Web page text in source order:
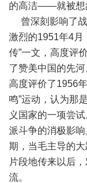
的高洁——就被
曾深刻影响了战
激烈的1951年4月
传”一文，高度评
了赞美中国的先
高度评价了1956
鸣”运动，认为那
义国家的一项尝
派斗争的消极影
期，当毛主导的
片段地传来以后
流。